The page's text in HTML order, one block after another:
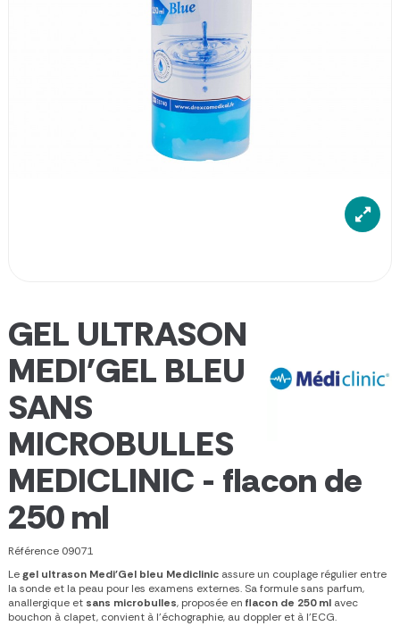
GEL ULTRASON
MEDI'GEL BLEU
SANS
MICROBULLES
MEDICLINIC - flacon de
250 ml
Référence 09071
Legel ultrason Medi'Gel bleu Mediclinic assure un couplage régulier entre
la sonde et la peau pour les examens externes. Sa formule sans parfum,
anallergique et sans microbulles, proposée en flacon de 250 ml avec
bouchon à clapet, convient à l'échographie, au doppler et à l'ECG.